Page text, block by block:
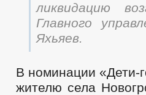
ликвидацию
Главного
Яхьяев.
В номинации «Дети-
жителю села